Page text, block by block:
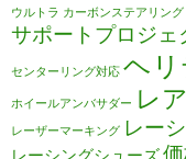
ウルトラ カーボンステアリング
サポートプロジェ
センターリング対応 ヘ
ホイールアンバサダー レ
レーザーマーキング レー
レーシングシューズ